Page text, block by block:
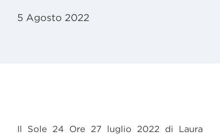
5 Agosto 2022
Il Sole 24 Ore 27 luglio 2022 di Laura